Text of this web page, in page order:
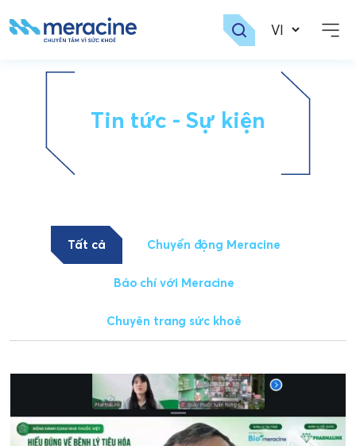
Tin tức - Sự kiện
Tất cả Chuyển động Meracine
Báo chí với Meracine
Chuyên trang sức khoẻ